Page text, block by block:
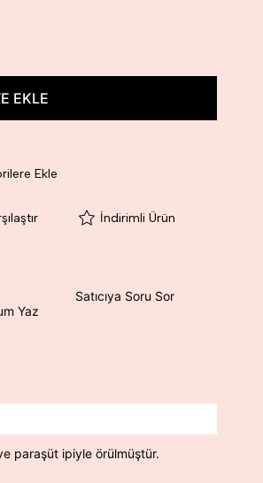
Ekle
İndirimli Ürün
Yaz
Satıcıya Soru Sor
paraşüt ipiyle örülmüştür.